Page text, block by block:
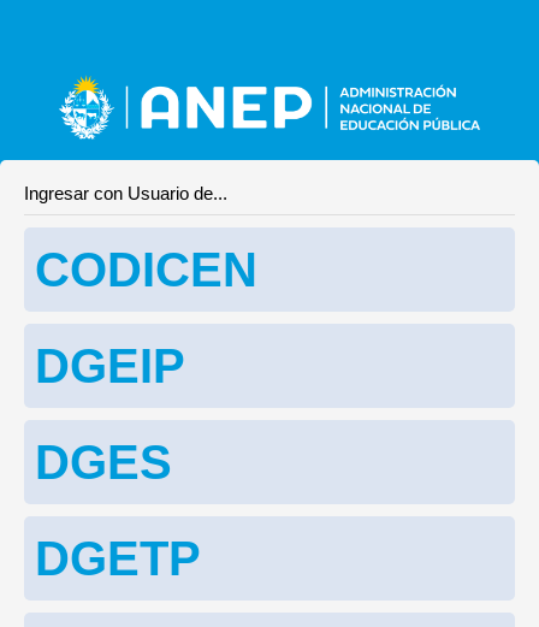
Ingresar con Usuario de...
CODICEN
DGEIP
DGES
DGETP